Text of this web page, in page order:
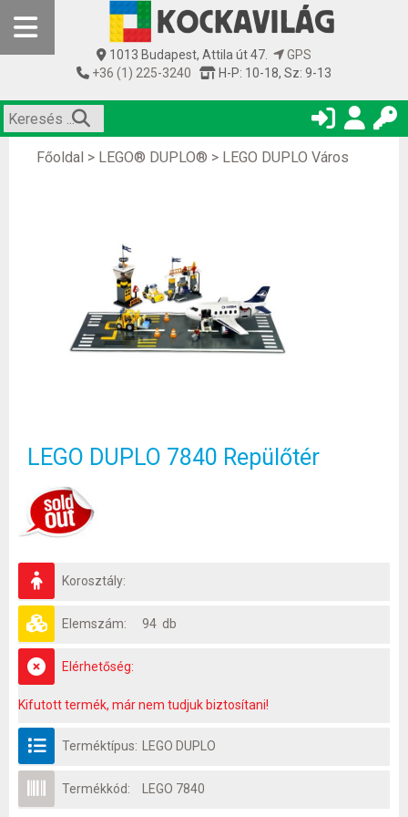
1013 Budapest, Attila út 47.
GPS
+36 (1) 225-3240
H-P: 10-18, Sz: 9-13
Főoldal > LEGO® DUPLO® > LEGO DUPLO Város
LEGO DUPLO 7840 Repülőtér
Korosztály:
Elemszám: 94 db
Elérhetőség:
Kifutott termék, már nem tudjuk biztosítani!
Terméktípus: LEGO DUPLO
Termékkód: LEGO 7840